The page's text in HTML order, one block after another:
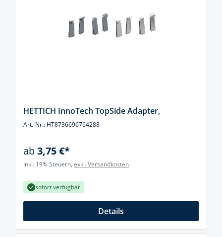
HETTICH InnoTech TopSide Adapter,
Art.-Nr.: HT8736696764288
ab3,75 €*
Inkl. 19% Steuern, exkl. Versandkosten
sofort verfügbar
Details